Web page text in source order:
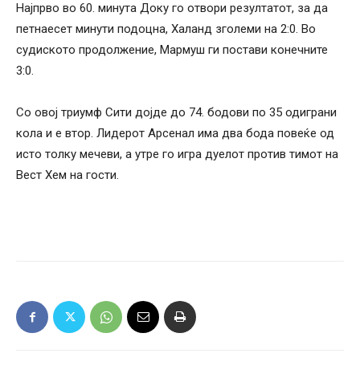
Најпрво во 60. минута Доку го отвори резултатот, за да
петнаесет минути подоцна, Халанд зголеми на 2:0. Во
судиското продолжение, Мармуш ги постави конечните
3:0.
Со овој триумф Сити дојде до 74. бодови по 35 одиграни
кола и е втор. Лидерот Арсенал има два бода повеќе од
исто толку мечеви, а утре го игра дуелот против тимот на
Вест Хем на гости.